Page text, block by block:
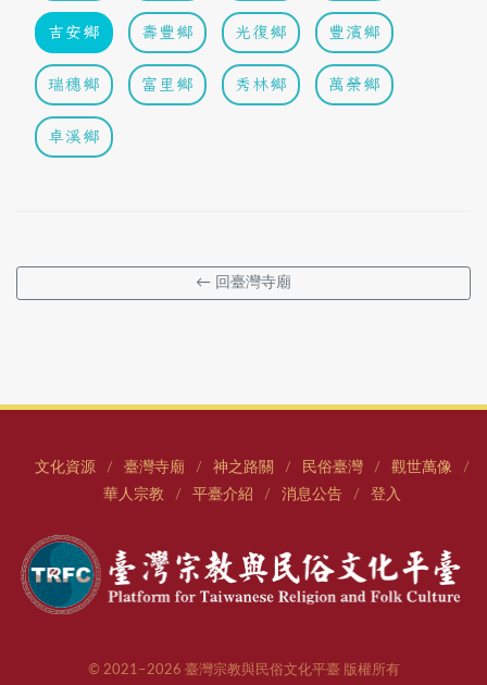
吉安鄉 壽豐鄉 光復鄉 豐濱鄉
瑞穗鄉 富里鄉 秀林鄉 萬榮鄉
卓溪鄉
← 回臺灣寺廟
文化資源 / 臺灣寺廟 / 神之路關 / 民俗臺灣 / 觀世萬像 /
華人宗教 / 平臺介紹 / 消息公告 / 登入
© 2021–2026 臺灣宗教與民俗文化平臺 版權所有